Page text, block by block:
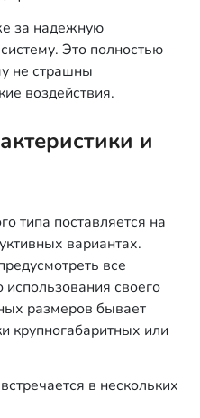
за надежную
Это полностью
не страшны
воздействия.
и
типа поставляется на
вариантах.
все
своего
размеров бывает
крупногабаритных или
в нескольких